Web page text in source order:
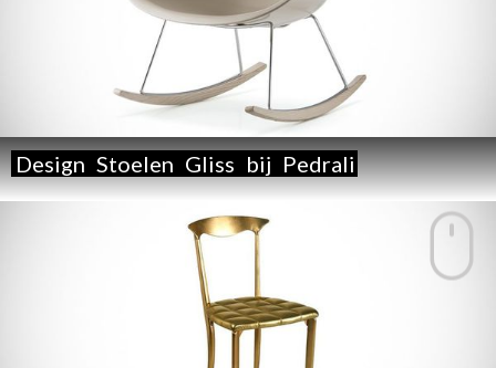
Design Stoelen Gliss bij Pedrali